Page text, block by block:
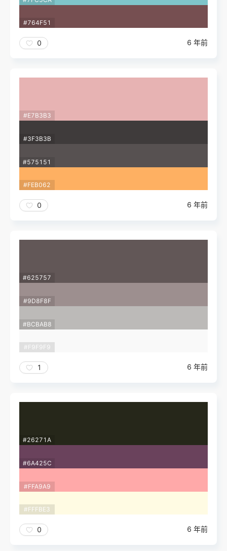
#764F51
0 6 年前
#E7B3B3
#3F3B3B
#575151
#FEB062
0 6 年前
#625757
#9D8F8F
#BCBAB8
#F9F9F9
1 6 年前
#26271A
#6A425C
#FFA9A9
#FFFBE3
0 6 年前